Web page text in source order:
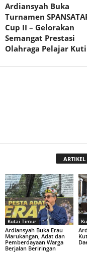
Ardiansyah Buka
Turnamen
Cup II – Gelorakan
Semangat Prestasi
Olahraga Pelajar
ARTIKEL
Kutai Timur
Ardiansyah Buka Erau
Marukangan, Adat dan
Pemberdayaan Warga
Berjalan Beriringan